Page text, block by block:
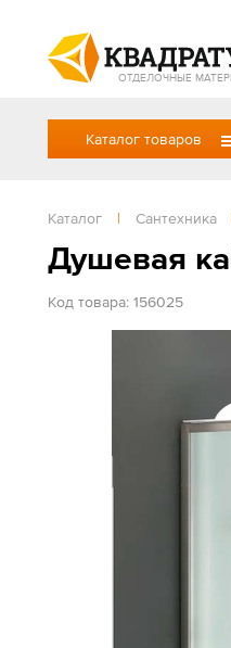
ОТДЕЛОЧНЫЕ
Каталог товаров
Каталог | Сантехника
Душевая
Код товара: 156025